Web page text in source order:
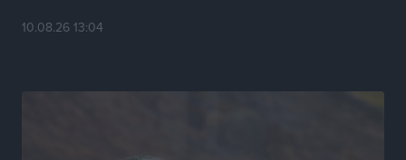
10.08.26 13:04